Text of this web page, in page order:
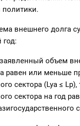
внешнего долга
объем
равен или меньше
сектора (Lya ≤
сектора на год